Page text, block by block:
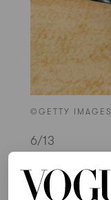
©GETTY IMAGES
6/13